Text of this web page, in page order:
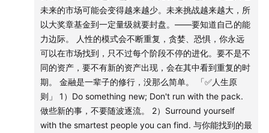
罕）的数据，是如今别家公司投入几个亿也得不到的宝贵
动量 + 反转，两个如今最常见，但与当时的市场理
念背道而驰的量化交易策略，被埃克斯带来了
文艺复兴英雄榜第四位登场：卡莫纳，随机方程界
大牛，开发系统让计算机能够自主学习历史数据并分析预
来。在扣除5%的管理费和44%的盈利分成后，年化回报率超
30%。
2）詹姆斯·埃克斯
早年加入，但西蒙斯痴迷于跟鲍姆做事件驱动型投资，从
1984年开始，转向大力支持埃克斯。
开始了文艺复兴的半自动化。
交易系统基于动量 + 反转策略。追涨杀跌，完全根据市场给
的信号，动能增加 - 跟，动能减少 - 卖。
3）桑德尔·斯特劳斯
未来的市场可能会变得越来越少。未来挑战越来越大，所
以大奖章基金到一定量级就要封盘。——要知道自己的能
力边际。 人性的模式会不断重复，贪婪、恐惧，你永远
可以在市场找到，只不过每个阶段不停的进化。要不是不
同的资产，要不有新的资产出现，会在其中看到重复的时
期。 金融是一辈子的修行，没那么简单。 「✅人生原
则」 1）Do something new; Don't run with the pack.
做些新的事，不要随波逐流。 2）Surround yourself
with the smartest people you can find. 与你能找到的最